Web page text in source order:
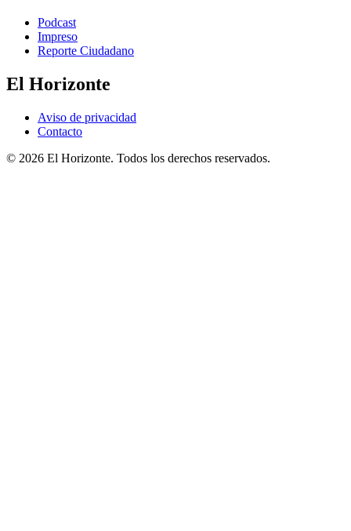
Podcast
Impreso
Reporte Ciudadano
El Horizonte
Aviso de privacidad
Contacto
© 2026 El Horizonte. Todos los derechos reservados.